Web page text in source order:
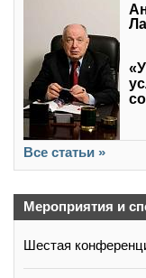
Все статьи »
Мероприятия и
Шестая